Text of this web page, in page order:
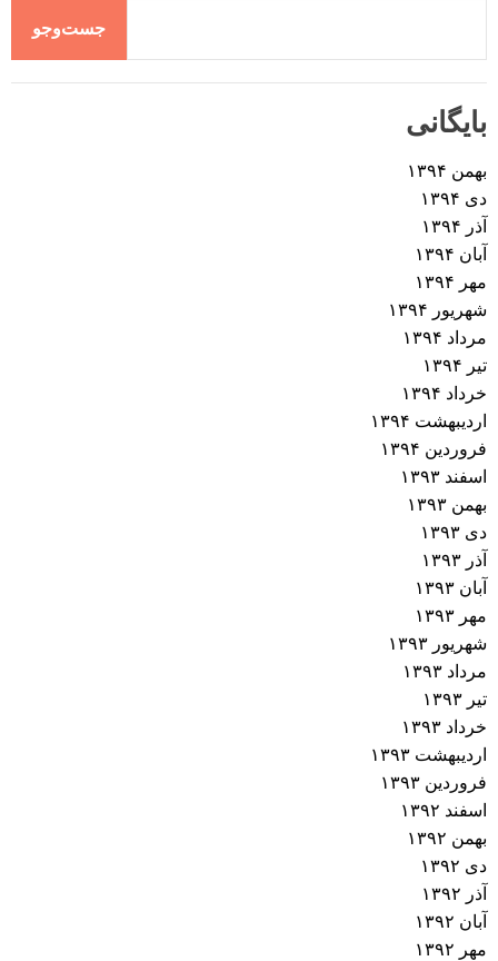
جست‌وجو
بایگانی
بهمن ۱۳۹۴
دی ۱۳۹۴
آذر ۱۳۹۴
آبان ۱۳۹۴
مهر ۱۳۹۴
شهریور ۱۳۹۴
مرداد ۱۳۹۴
تیر ۱۳۹۴
خرداد ۱۳۹۴
اردیبهشت ۱۳۹۴
فروردین ۱۳۹۴
اسفند ۱۳۹۳
بهمن ۱۳۹۳
دی ۱۳۹۳
آذر ۱۳۹۳
آبان ۱۳۹۳
مهر ۱۳۹۳
شهریور ۱۳۹۳
مرداد ۱۳۹۳
تیر ۱۳۹۳
خرداد ۱۳۹۳
اردیبهشت ۱۳۹۳
فروردین ۱۳۹۳
اسفند ۱۳۹۲
بهمن ۱۳۹۲
دی ۱۳۹۲
آذر ۱۳۹۲
آبان ۱۳۹۲
مهر ۱۳۹۲